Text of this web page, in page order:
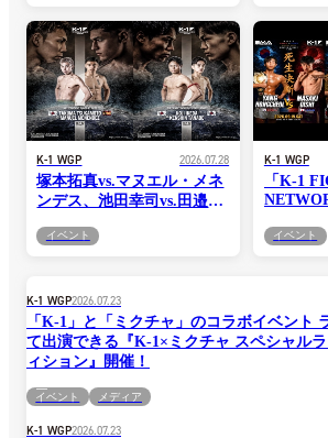
K-1 WGP 2026.07.28
塚本拓真vs.マヌエル・メネ
ンデス、池田幸司vs.田邉謙
K-1代々木第二
イベント
K-1 WGP
「K-1
催 日韓
イベント
K-1 WGP2026.07.23
「K-1」と「ミクチャ」のコラボイベント
て出演できる『K-1×ミクチャ スペシャル
ィション』開催！
イベント メディア
K-1 WGP2026.07.23